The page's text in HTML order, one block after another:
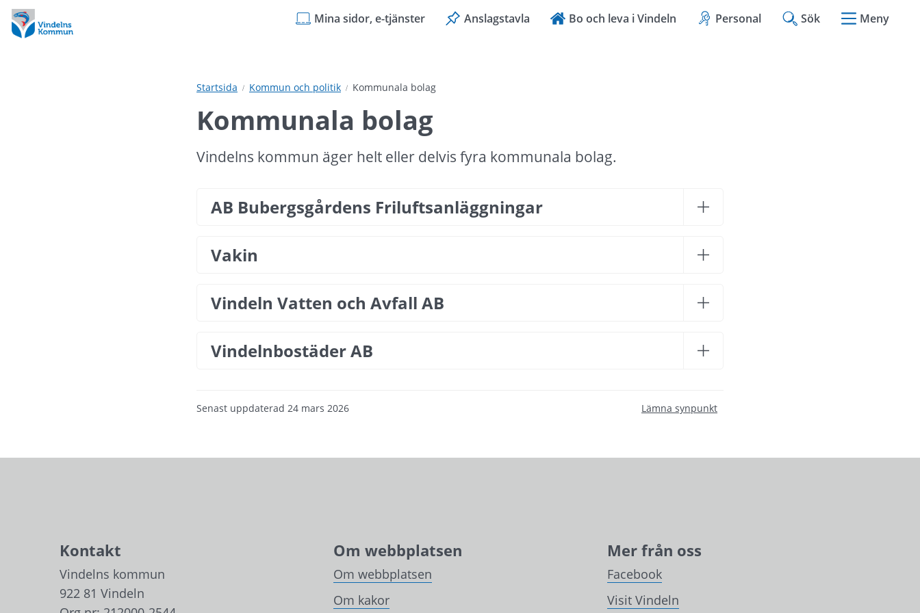
Hoppa
till
innehåll
Hoppa
till
undermeny
Mina sidor, e-tjänster Anslagstavla Bo och leva i Vindeln Personal Sök Meny
Startsida Kommun och politik Kommunala bolag
Kommunala bolag
Vindelns kommun äger helt eller delvis fyra kommunala bolag.
AB Bubergsgårdens Friluftsanläggningar
Vakin
Vindeln Vatten och Avfall AB
Vindelnbostäder AB
Senast uppdaterad 24 mars 2026 Lämna synpunkt
Kontakt
Vindelns kommun
922 81 Vindeln
Om webbplatsen
Om webbplatsen
Om kakor
Mer från oss
Facebook
Visit Vindeln